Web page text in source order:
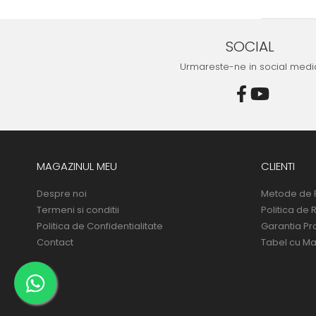
SOCIAL
Urmareste-ne in social
MAGAZINUL MEU
Despre noi
Termeni si conditii
Politica de Confidentialitate
Contact
CLIENTI
Metode de
Politica de
Garantia
Tabel cu